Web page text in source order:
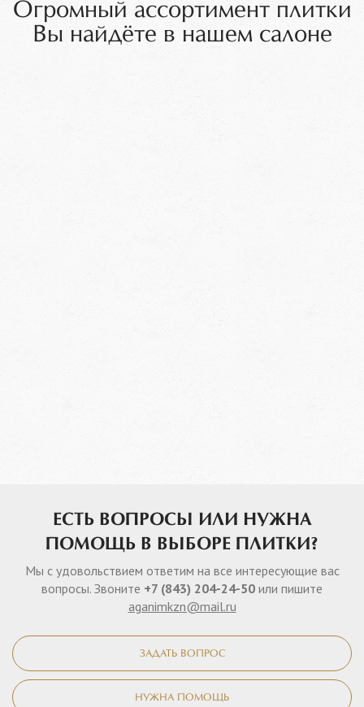
Огромный ассортимент плитки
Вы найдёте в нашем салоне
ЕСТЬ ВОПРОСЫ ИЛИ НУЖНА
ПОМОЩЬ В ВЫБОРЕ ПЛИТКИ?
Мы с удовольствием ответим на все интересующие вас
вопросы. Звоните +7 (843) 204-24-50 или пишите
aganimkzn@mail.ru
ЗАДАТЬ ВОПРОС
НУЖНА ПОМОЩЬ